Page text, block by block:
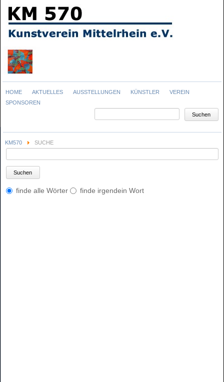
Navigation
überspringen
HOME AKTUELLES AUSSTELLUNGEN KÜNSTLER
VEREIN
SPONSOREN
Suchen
KM570 SUCHE
Suchen
Optionen
finde alle Wörter finde irgendein Wort